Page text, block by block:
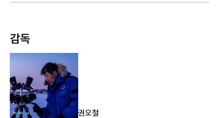
감독
권오철